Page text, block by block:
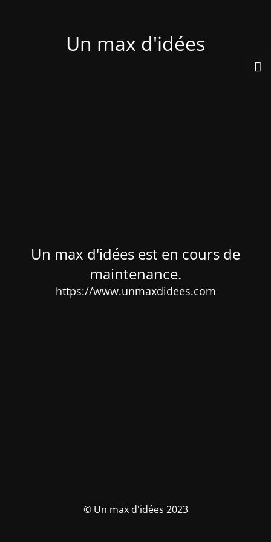
Un max d'idées
Un max d'idées est en cours de
maintenance.
https://www.unmaxdidees.com
© Un max d'idées 2023